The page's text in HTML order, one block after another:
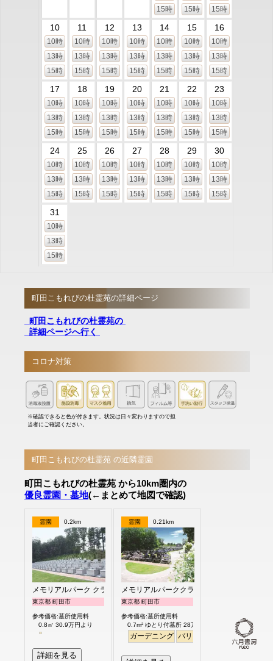
15時
15時
15時
10
10時
13時
15時
11
10時
13時
15時
12
10時
13時
15時
13
10時
13時
15時
14
10時
13時
15時
15
10時
13時
15時
16
10時
13時
15時
17
10時
13時
15時
18
10時
13時
15時
19
10時
13時
15時
20
10時
13時
15時
21
10時
13時
15時
22
10時
13時
15時
23
10時
13時
15時
24
10時
13時
15時
25
10時
13時
15時
26
10時
13時
15時
27
10時
13時
15時
28
10時
13時
15時
29
10時
13時
15時
30
10時
13時
15時
31
10時
13時
15時
町田こもれびの杜霊苑の詳細ページ
町田こもれびの杜霊苑の
詳細ページへ行く
コロナ対策
※確認できると色が付きます。状況は日々変わりますので担
当者にご確認ください。
町田こもれびの杜霊苑 の近隣霊園
町田こもれびの杜霊苑 から10km圏内の
優良霊園・墓地(←まとめて地図で確認)
霊園 0.2km
メモリアルパーク クラウド御殿山
東京都 町田市
参考価格:墓所使用料
0.8㎡ 30.9万円より
詳細を見る
霊園 0.21km
メモリアルパーククラウド御殿山
東京都 町田市
参考価格:墓所使用料
0.7m² ゆとり付墓所 28万円より
ガーデニング バリアフリー 平坦 明るい